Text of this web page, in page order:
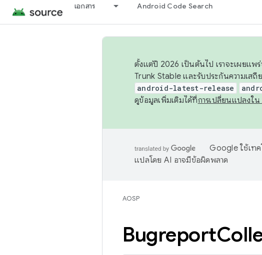
เอกสาร Android Code Search
ตั้งแต่ปี 2026 เป็นต้นไป เราจะเผยแพ
Trunk Stable และรับประกันความเสถี
android-latest-release
ดูข้อมูลเพิ่มเติมได้ที่การเปลี่ยนแปลงใน
Google ใช้เท
แปลโดย AI อาจมีข้อผิดพลาด
AOSP
Bugreport